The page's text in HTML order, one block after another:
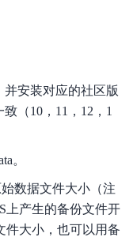
并安装对应的社区版
（10，11，12，1
。
数据文件大小（注
上产生的备份文件开
件大小，也可以用备